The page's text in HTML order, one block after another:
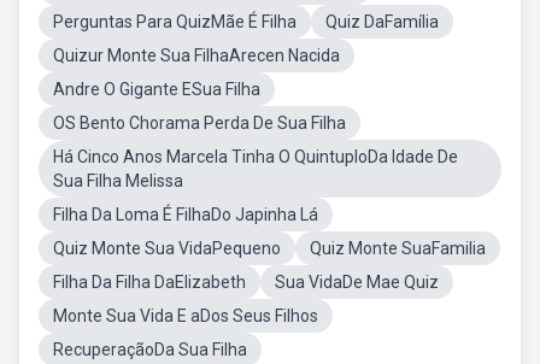
Perguntas Para QuizMãe É Filha
Quiz DaFamília
Quizur Monte Sua FilhaArecen Nacida
Andre O Gigante ESua Filha
OS Bento Chorama Perda De Sua Filha
Há Cinco Anos Marcela Tinha O QuintuploDa Idade De
Sua Filha Melissa
Filha Da Loma É FilhaDo Japinha Lá
Quiz Monte Sua VidaPequeno
Quiz Monte SuaFamilia
Filha Da Filha DaElizabeth
Sua VidaDe Mae Quiz
Monte Sua Vida E aDos Seus Filhos
RecuperaçãoDa Sua Filha